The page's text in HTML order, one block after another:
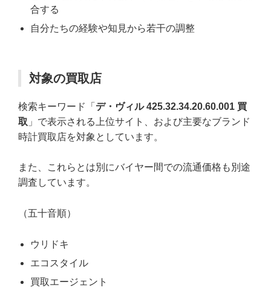
合する
自分たちの経験や知見から若干の調整
対象の買取店
検索キーワード「 デ・ヴィル 425.32.34.20.60.001 買
取 」で表示される上位サイト、および主要なブランド
時計買取店を対象としています。
また、これらとは別にバイヤー間での流通価格も別途
調査しています。
（五十音順）
ウリドキ
エコスタイル
買取エージェント